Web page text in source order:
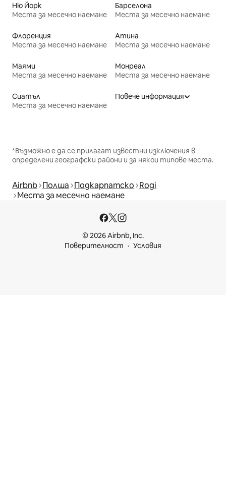
Ню Йорк
Места за месечно наемане
Барселона
Места за месечно наемане
Флоренция
Места за месечно наемане
Атина
Места за месечно наемане
Маями
Места за месечно наемане
Монреал
Места за месечно наемане
Сиатъл
Места за месечно наемане
Повече информация
*Възможно е да се прилагат известни изключения в
определени географски райони и за някои типове места.
Airbnb Полша Подкарпатско Rogi
Места за месечно наемане
© 2026 Airbnb, Inc.
Поверителност
Условия